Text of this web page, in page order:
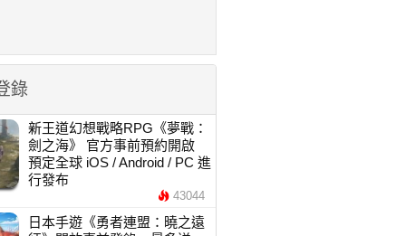
錄
新王道幻想戰略RPG《夢戰：
劍之海》 官方事前預約開啟
預定全球 iOS / Android / PC 進
行發布
43044
日本手遊《勇者連盟：曉之遠